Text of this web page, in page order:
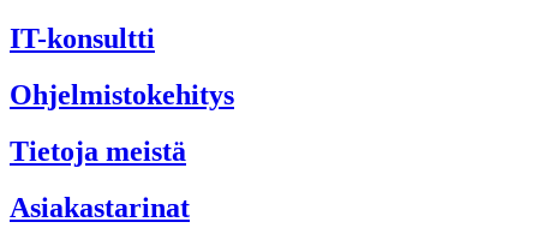
IT-konsultti
Ohjelmistokehitys
Tietoja meistä
Asiakastarinat